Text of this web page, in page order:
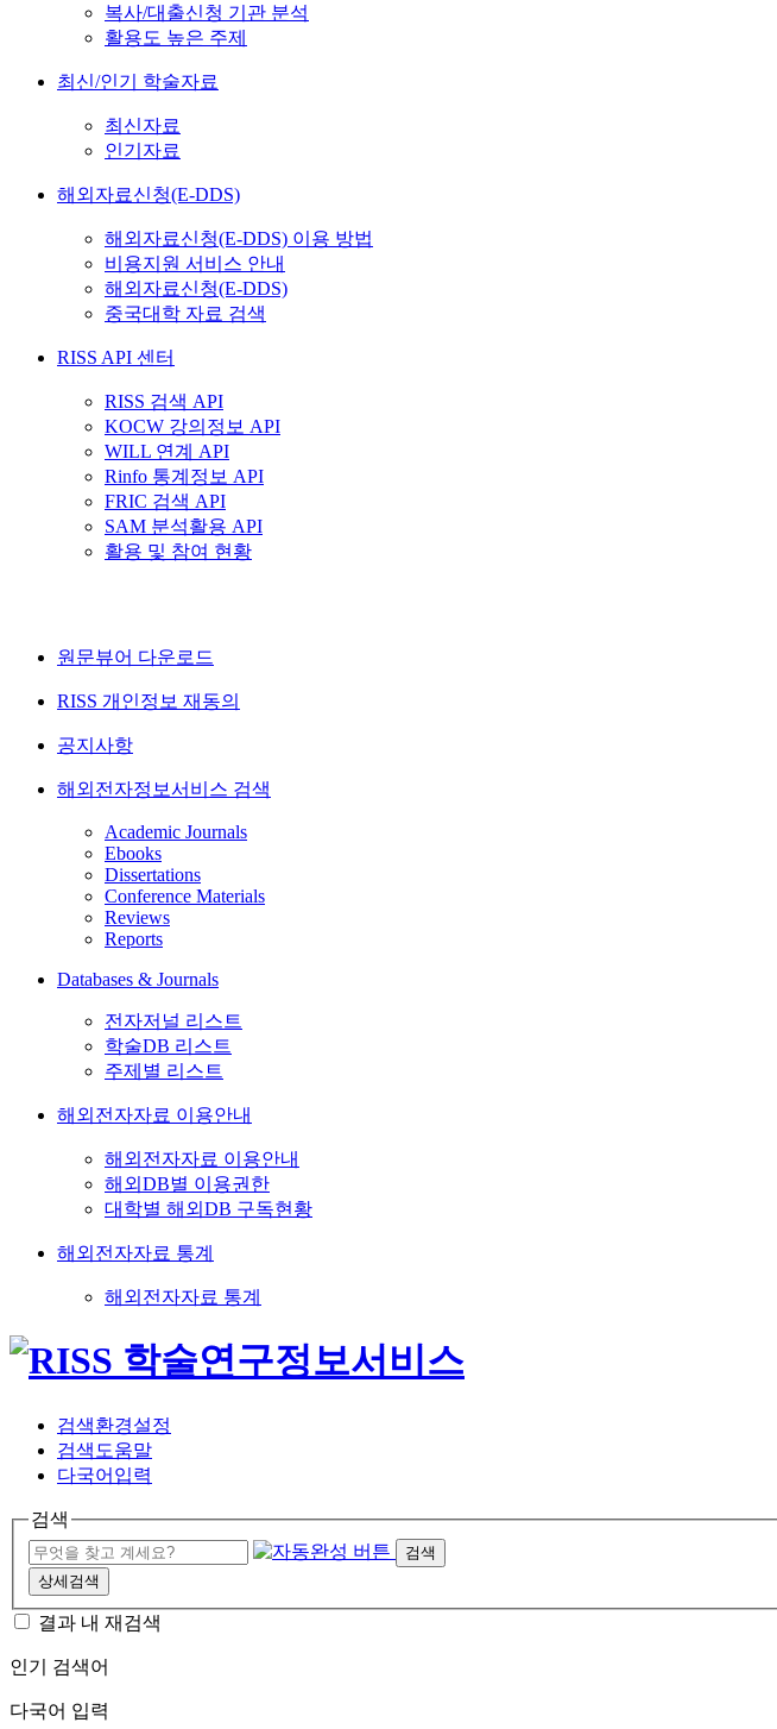
복사/대출신청 기관 분석
활용도 높은 주제
최신/인기 학술자료
최신자료
인기자료
해외자료신청(E-DDS)
해외자료신청(E-DDS) 이용 방법
비용지원 서비스 안내
해외자료신청(E-DDS)
중국대학 자료 검색
RISS API 센터
RISS 검색 API
KOCW 강의정보 API
WILL 연계 API
Rinfo 통계정보 API
FRIC 검색 API
SAM 분석활용 API
활용 및 참여 현황
원문뷰어 다운로드
RISS 개인정보 재동의
공지사항
해외전자정보서비스 검색
Academic Journals
Ebooks
Dissertations
Conference Materials
Reviews
Reports
Databases & Journals
전자저널 리스트
학술DB 리스트
주제별 리스트
해외전자자료 이용안내
해외전자자료 이용안내
해외DB별 이용권한
대학별 해외DB 구독현황
해외전자자료 통계
해외전자자료 통계
검색환경설정
검색도움말
다국어입력
검색
검색
상세검색
결과 내 재검색
인기 검색어
다국어 입력